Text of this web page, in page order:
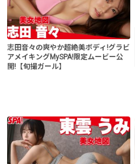
志田音々の爽やか超絶美ボディ!グラビ
アメイキングMySPA!限定ムービー公
開!【旬撮ガール】